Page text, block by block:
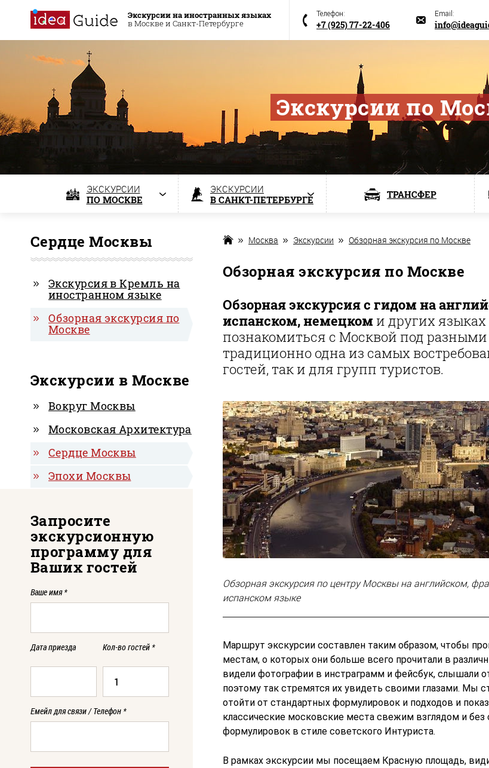
Экскурсии на иностранных языках
в Москве и Санкт-Петербурге
Телефон:
+7 (925) 77-22-406
Email:
Экскурсии по
ЭКСКУРСИИ
ПО МОСКВЕ
ЭКСКУРСИИ
В САНКТ-ПЕТЕРБУРГЕ
ТРАНСФЕР
Москва Экскурсии Обзорная экскурсия по Москве
Обзорная экскурсия по Москве
Обзорная экскурсия с гидом на
испанском, немецком и других
познакомиться с Москвой под разными
традиционно одна из самых
гостей, так и для групп туристов.
Обзорная экскурсия по центру Москвы на английском,
испанском языке
Маршрут экскурсии составлен таким образом, чтобы
местам, о которых они больше всего прочитали в
видели фотографии в инстраграмм и фейсбук, слышали
поэтому так стремятся их увидеть своими глазами. Мы
отойти от стандартных формулировок и подходов и
классические московские места свежим взглядом и без
формулировок в стиле советского Интуриста.
В рамках экскурсии мы посещаем Красную площадь,
Сердце Москвы
Экскурсия в Кремль на
иностранном языке
Обзорная экскурсия по
Москве
Экскурсии в Москве
Вокруг Москвы
Московская Архитектура
Сердце Москвы
Эпохи Москвы
Запросите
экскурсионную
программу для
Ваших гостей
Ваше имя*
Дата приезда Кол-во гостей *
Емейл для связи / Телефон *